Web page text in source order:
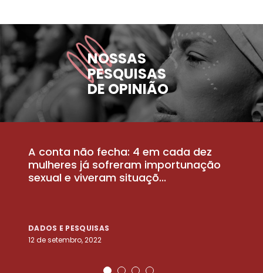
NOSSAS
PESQUISAS
DE OPINIÃO
A conta não fecha: 4 em cada dez
mulheres já sofreram importunação
sexual e viveram situaçõ...
DADOS E PESQUISAS
12 de setembro, 2022